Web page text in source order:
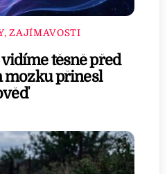
ZAJÍMAVOSTI
těsně před
mozku přinesl